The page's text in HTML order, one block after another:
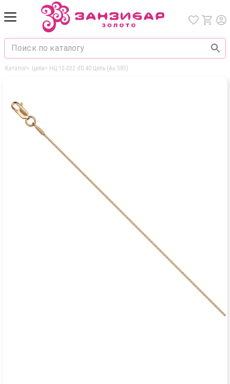
Каталог> Цепи> НЦ 12-022 d0.40 Цепь (Au 585)